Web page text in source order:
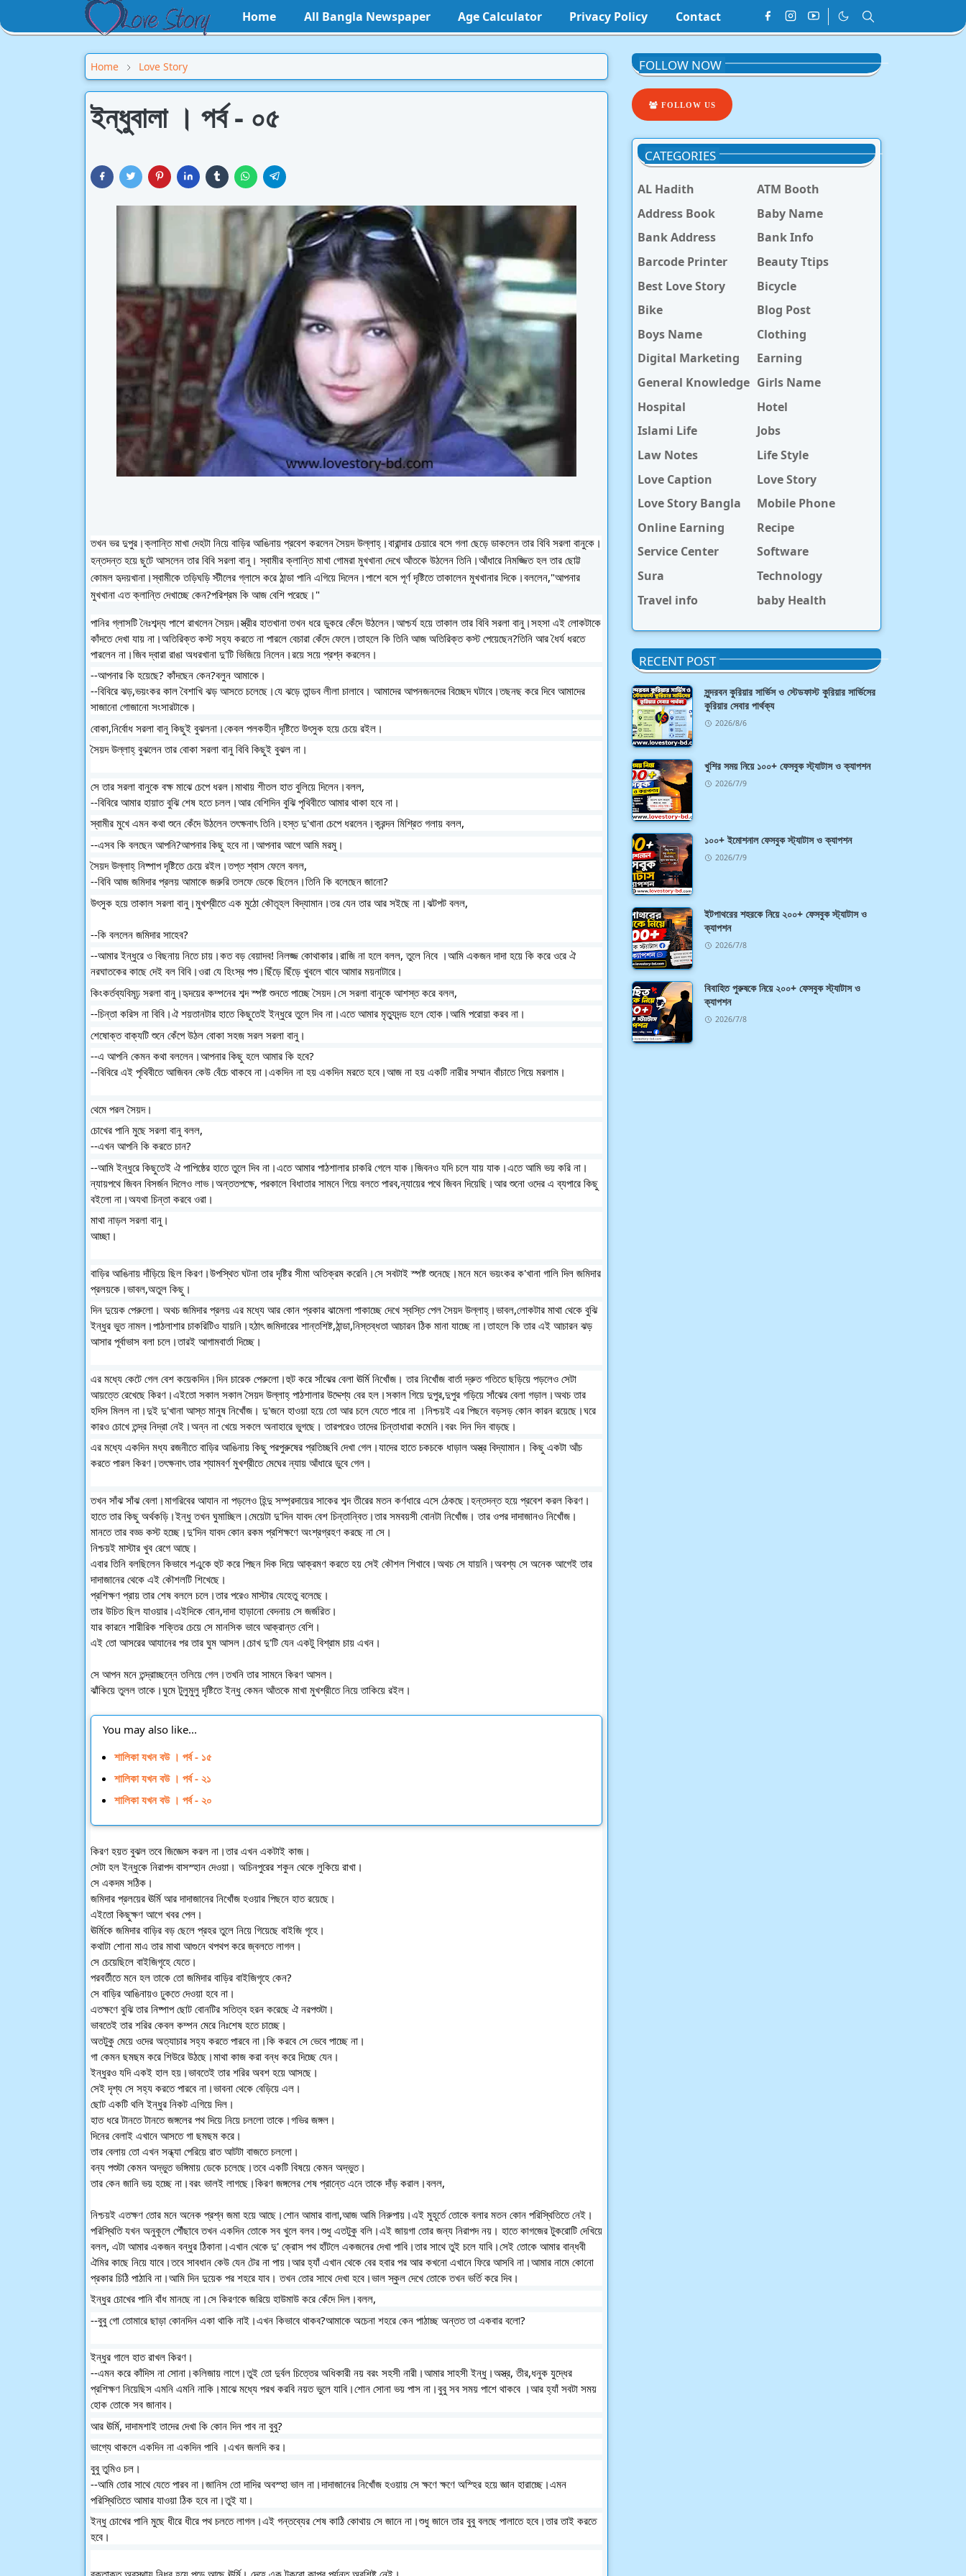
Home All Bangla Newspaper Age Calculator Privacy Policy Contact
Home Love Story
ইন্ধুবালা । পর্ব - ০৫
তখন ভর দুপুর।ক্লান্তি মাখা দেহটা নিয়ে বাড়ির আঙিনায় প্রবেশ করলেন সৈয়দ উল্লাহ্।বারান্দার চেয়ারে বসে গলা ছেড়ে ডাকলেন তার বিবি সরলা বানুকে।
হন্তদন্ত হয়ে ছুটে আসলেন তার বিবি সরলা বানু। স্বামীর ক্লান্তি মাখা গোমরা মুখখানা দেখে আঁতকে উঠলেন তিনি।আঁধারে নিমজ্জিত হল তার ছোট্ট
কোমল হৃদয়খানা।স্বামীকে তড়িঘড়ি স্টীলের গ্লাসে করে ঠান্ডা পানি এগিয়ে দিলেন।পাশে বসে পূর্ণ দৃষ্টিতে তাকালেন মুখখানার দিকে।বললেন,"আপনার
মুখখানা এত ক্লান্তি দেখাচ্ছে কেন?পরিশ্রম কি আজ বেশি পরেছে।"
পানির গ্লাসটি নৈঃশব্দ্য পাশে রাখলেন সৈয়দ।স্ত্রীর হাতখানা তখন ধরে ডুকরে কেঁদে উঠলেন।আশ্চর্য হয়ে তাকাল তার বিবি সরলা বানু।সহসা এই লোকটাকে
কাঁদতে দেখা যায় না।অতিরিক্ত কস্ট সহ্য করতে না পারলে বেচারা কেঁদে ফেলে।তাহলে কি তিনি আজ অতিরিক্ত কস্ট পেয়েছেন?তিনি আর ধৈর্য ধরতে
পারলেন না।জিব দ্বারা রাঙা অধরখানা দু'টি ভিজিয়ে নিলেন।রয়ে সয়ে প্রশ্ন করলেন।
--আপনার কি হয়েছে? কাঁদছেন কেন?বলুন আমাকে।
--বিবিরে ঝড়,ভয়ংকর কাল বৈশাখি ঝড় আসতে চলেছে।যে ঝড়ে তান্ডব লীলা চালাবে। আমাদের আপনজনদের বিচ্ছেদ ঘটাবে।তছনছ করে দিবে আমাদের
সাজানো গোজানো সংসারটাকে।
বোকা,নির্বোধ সরলা বানু কিছুই বুঝলনা।কেবল পলকহীন দৃষ্টিতে উৎসুক হয়ে চেয়ে রইল।
সৈয়দ উল্লাহ্ বুঝলেন তার বোকা সরলা বানু বিবি কিছুই বুঝল না।
সে তার সরলা বানুকে বক্ষ মাঝে চেপে ধরল।মাথায় শীতল হাত বুলিয়ে দিলেন।বলল,
--বিবিরে আমার হায়াত বুঝি শেষ হতে চলল।আর বেশিদিন বুঝি পৃথিবীতে আমার থাকা হবে না।
স্বামীর মুখে এমন কথা শুনে কেঁদে উঠলেন তৎক্ষনাৎ তিনি।হস্ত দু'খানা চেপে ধরলেন।ক্রন্দন মিশ্রিত গলায় বলল,
--এসব কি বলছেন আপনি?আপনার কিছু হবে না।আপনার আগে আমি মরমু।
সৈয়দ উল্লাহ্ নিষ্পাপ দৃষ্টিতে চেয়ে রইল।তপ্ত শ্বাস ফেলে বলল,
--বিবি আজ জমিদার প্রলয় আমাকে জরুরি তলফে ডেকে ছিলেন।তিনি কি বলেছেন জানো?
উৎসুক হয়ে তাকাল সরলা বানু।মুখশ্রীতে এক মুঠো কৌতূহল বিদ্যামান।তর যেন তার আর সইছে না।ঝটপট বলল,
--কি বললেন জমিদার সাহেব?
--আমার ইন্ধুরে ও বিছনায় নিতে চায়।কত বড় বেয়াদব! নিলজ্জ কোথাকার।রাজি না হলে বলল, তুলে নিবে ।আমি একজন দাদা হয়ে কি করে ওরে ঐ
নরঘাতকের কাছে দেই বল বিবি।ওরা যে হিংস্র পশু।ছিঁড়ে ছিঁড়ে খুবলে খাবে আমার ময়নাটারে।
কিংকর্তব্যবিমূঢ় সরলা বানু।হৃদয়ের কম্পনের শব্দ স্পষ্ট শুনতে পাচ্ছে সৈয়দ।সে সরলা বানুকে আশস্ত করে বলল,
--চিন্তা করিস না বিবি।ঐ শয়তানটার হাতে কিছুতেই ইন্ধুরে তুলে দিব না।এতে আমার মৃত্যুদন্ড হলে হোক।আমি পরোয়া করব না।
শেষোক্ত বাক্যটি শুনে কেঁপে উঠল বোকা সহজ সরল সরলা বানু।
--এ আপনি কেমন কথা বললেন।আপনার কিছু হলে আমার কি হবে?
--বিবিরে এই পৃথিবীতে আজিবন কেউ বেঁচে থাকবে না।একদিন না হয় একদিন মরতে হবে।আজ না হয় একটি নারীর সম্মান বাঁচাতে গিয়ে মরলাম।
থেমে পরল সৈয়দ।
চোখের পানি মুছে সরলা বানু বলল,
--এখন আপনি কি করতে চান?
--আমি ইন্ধুরে কিছুতেই ঐ পাপিষ্ঠের হাতে তুলে দিব না।এতে আমার পাঠশালার চাকরি গেলে যাক।জিবনও যদি চলে যায় যাক।এতে আমি ভয় করি না।
ন্যায়পথে জিবন বিসর্জন দিলেও লাভ।অন্ততপক্ষে, পরকালে বিধাতার সামনে গিয়ে বলতে পারব,ন্যায়ের পথে জিবন দিয়েছি।আর শুনো ওদের এ ব্যপারে কিছু
বইলো না।অযথা চিন্তা করবে ওরা।
মাথা নাড়ল সরলা বানু।
আচ্ছা।
বাড়ির আঙিনায় দাঁড়িয়ে ছিল কিরণ।উপস্থিত ঘটনা তার দৃষ্টির সীমা অতিক্রম করেনি।সে সবটাই স্পষ্ট শুনেছে।মনে মনে ভয়ংকর ক'খানা গালি দিল জমিদার
প্রলয়কে।ভাবল,অতুল কিছু।
দিন দুয়েক পেরুলো। অথচ জমিদার প্রলয় এর মধ্যে আর কোন প্রকার ঝামেলা পাকাচ্ছে দেখে স্বস্তি পেল সৈয়দ উল্লাহ্।ভাবল,লোকটার মাথা থেকে বুঝি
ইন্ধুর ভুত নামল।পাঠলাশার চাকরিটিও যায়নি।হঠাৎ জমিদারের শান্তশিষ্ট,ঠান্ডা,নিস্তব্ধতা আচারন ঠিক মানা যাচ্ছে না।তাহলে কি তার এই আচারন ঝড়
আসার পূর্বাভাস বলা চলে।তারই আগামবার্তা দিচ্ছে।
এর মধ্যে কেটে গেল বেশ কয়েকদিন।দিন চারেক পেরুলো।হুট করে সাঁঝের বেলা ঊর্মি নিখোঁজ। তার নিখোঁজ বার্তা দ্রুত গতিতে ছড়িয়ে পড়লেও সেটা
আয়ত্তে রেখেছে কিরণ।এইতো সকাল সকাল সৈয়দ উল্লাহ্ পাঠশালার উদ্দেশ্য বের হল।সকাল গিয়ে দুপুর,দুপুর গড়িয়ে সাঁঝের বেলা গড়াল।অথচ তার
হদিস মিলল না।দুই দু'খানা আস্ত মানুষ নিখোঁজ। দু'জনে হাওয়া হয়ে তো আর চলে যেতে পারে না ।নিশ্চয়ই এর পিছনে বড়সড় কোন কারন রয়েছে।ঘরে
কারও চোখে তন্দ্র নিদ্রা নেই।অন্ন না খেয়ে সকলে অনাহারে ভুগছে। তারপরেও তাদের চিন্তাধারা কমেনি।বরং দিন দিন বাড়ছে।
এর মধ্যে একদিন মধ্য রজনীতে বাড়ির আঙিনায় কিছু পরপুরুষের প্রতিচ্ছবি দেখা গেল।যাদের হাতে চকচকে ধাড়াল অস্ত্র বিদ্যামান। কিছু একটা আঁচ
করতে পারল কিরণ।তৎক্ষনাৎ তার শ্যামবর্ণ মুখশ্রীতে মেঘের ন্যায় আঁধারে ডুবে গেল।
তখন সাঁঝ সাঁঝ বেলা।মাগরিবের আযান না পড়লেও হিন্দু সম্প্রদায়ের সাকের শব্দ তীরের মতন কর্ণধারে এসে ঠেকছে।হন্তদন্ত হয়ে প্রবেশ করল কিরণ।
হাতে তার কিছু অর্থকড়ি।ইন্ধু তখন ঘুমাচ্ছিল।মেয়েটা দু'দিন যাবদ বেশ চিন্তান্বিত।তার সমবয়সী বোনটা নিখোঁজ। তার ওপর দাদাজানও নিখোঁজ।
মানতে তার বড্ড কস্ট হচ্ছে।দু'দিন যাবদ কোন রকম প্রশিক্ষণে অংশ্রগ্রহণ করছে না সে।
নিশ্চয়ই মাস্টার খুব রেগে আছে।
এবার তিনি বলছিলেন কিভাবে শএুকে হুট করে পিছন দিক দিয়ে আক্রমণ করতে হয় সেই কৌশল শিখাবে।অথচ সে যায়নি।অবশ্য সে অনেক আগেই তার
দাদাজানের থেকে এই কৌশলটি শিখেছে।
প্রশিক্ষণ প্রায় তার শেষ বললে চলে।তার পরেও মাস্টার যেহেতু বলেছে।
তার উচিত ছিল যাওয়ার।এইদিকে বোন,দাদা হাড়ানো বেদনায় সে জর্জরিত।
যার কারনে শারীরিক শক্তির চেয়ে সে মানসিক ভাবে আক্রান্ত বেশি।
এই তো আসরের আযানের পর তার ঘুম আসল।চোখ দু'টি যেন একটু বিশ্রাম চায় এখন।
সে আপন মনে তন্দ্রাচ্ছন্নে তলিয়ে গেল।তখনি তার সামনে কিরণ আসল।
ঝাঁকিয়ে তুলল তাকে।ঘুমে টুলুমুলু দৃষ্টিতে ইন্ধু কেমন আঁতকে মাখা মুখশ্রীতে নিয়ে তাকিয়ে রইল।
You may also like...
শালিকা যখন বউ । পর্ব - ১৫
শালিকা যখন বউ । পর্ব - ২১
শালিকা যখন বউ । পর্ব - ২০
কিরণ হয়ত বুঝল তবে জিজ্ঞেস করল না।তার এখন একটাই কাজ।
সেটা হল ইন্ধুকে নিরাপদ বাসস্হান দেওয়া। অচিনপুরের শকুন থেকে লুকিয়ে রাখা।
সে একদম সঠিক।
জমিদার প্রলয়ের ঊর্মি আর দাদাজানের নিখোঁজ হওয়ার পিছনে হাত রয়েছে।
এইতো কিছুক্ষণ আগে খবর পেল।
ঊর্মিকে জমিদার বাড়ির বড় ছেলে প্রহর তুলে নিয়ে গিয়েছে বাইজি গৃহে।
কথাটা শোনা মাএ তার মাথা আগুনে থপথপ করে জ্বলতে লাগল।
সে চেয়েছিলে বাইজিগৃহে যেতে।
পরবর্তীতে মনে হল তাকে তো জমিদার বাড়ির বাইজিগৃহে কেন?
সে বাড়ির আঙিনায়ও ঢুকতে দেওয়া হবে না।
এতক্ষণে বুঝি তার নিষ্পাপ ছোট বোনটির সতিত্ব হরন করেছে ঐ নরপশুটা।
ভাবতেই তার শরির কেবল কম্পন মেরে নিঃশেষ হতে চাচ্ছে।
অতটুকু মেয়ে ওদের অত্যাচার সহ্য করতে পারবে না।কি করবে সে ভেবে পাচ্ছে না।
গা কেমন ছমছম করে শিউরে উঠছে।মাথা কাজ করা বন্ধ করে দিচ্ছে যেন।
ইন্ধুরও যদি একই হাল হয়।ভাবতেই তার শরির অবশ হয়ে আসছে।
সেই দৃশ্য সে সহ্য করতে পারবে না।ভাবনা থেকে বেড়িয়ে এল।
ছোট একটি থলি ইন্ধুর নিকট এগিয়ে দিল।
হাত ধরে টানতে টানতে জঙ্গলের পথ দিয়ে নিয়ে চললো তাকে।গভির জঙ্গল।
দিনের বেলাই এখানে আসতে গা ছমছম করে।
তার বেলায় তো এখন সন্ধ্যা পেরিয়ে রাত আটটা বাজতে চললো।
বন্য পশুটা কেমন অদ্ভুত ভঙ্গিমায় ডেকে চলেছে।তবে একটি বিষয়ে কেমন অদ্ভুত।
তার কেন জানি ভয় হচ্ছে না।বরং ভালই লাগছে।কিরণ জঙ্গলের শেষ প্রান্তে এনে তাকে দাঁড় করাল।বলল,
নিশ্চয়ই এতক্ষণ তোর মনে অনেক প্রশ্ন জমা হয়ে আছে।শোন আমার বালা,আজ আমি নিরুপায়।এই মুহূর্তে তোকে বলার মতন কোন পরিস্থিতিতে নেই।
পরিস্থিতি যখন অনুকূলে পৌঁছাবে তখন একদিন তোকে সব খুলে বলব।শুধু এতটুকু বলি।এই জায়গা তোর জন্য নিরাপদ নয়। হাতে কাগজের টুকরোটি দেখিয়ে
বলল, এটা আমার একজন বন্ধুর ঠিকানা।এখান থেকে দু' ক্রোস পথ হাঁটলে একজনের দেখা পাবি।তার সাথে তুই চলে যাবি।সেই তোকে আমার বান্ধবী
ঐমির কাছে নিয়ে যাবে।তবে সাবধান কেউ যেন টের না পায়।আর হ্যাঁ এখান থেকে বের হবার পর আর কখনো এখানে ফিরে আসবি না।আমার নামে কোনো
প্রকার চিঠি পাঠাবি না।আমি দিন দুয়েক পর শহরে যাব। তখন তোর সাথে দেখা হবে।ভাল স্কুল দেখে তোকে তখন ভর্তি করে দিব।
ইন্ধুর চোখের পানি বাঁধ মানছে না।সে কিরণকে জরিয়ে হাউমাউ করে কেঁদে দিল।বলল,
--বুবু গো তোমারে ছাড়া কোনদিন একা থাকি নাই।এখন কিভাবে থাকব?আমাকে অচেনা শহরে কেন পাঠাচ্ছ অন্তত তা একবার বলো?
ইন্ধুর গালে হাত রাখল কিরণ।
--এমন করে কাঁদিস না সোনা।কলিজায় লাগে।তুই তো দুর্বল চিত্তের অধিকারী নয় বরং সহসী নারী।আমার সাহসী ইন্ধু।অস্ত্র, তীর,ধনুক যুদ্ধের
প্রশিক্ষণ নিয়েছিস এমনি এমনি নাকি।মাঝে মধ্যে পরখ করবি নয়ত ভুলে যাবি।শোন সোনা ভয় পাস না।বুবু সব সময় পাশে থাকবে ।আর হ্যাঁ সবটা সময়
হোক তোকে সব জানাব।
আর ঊর্মি, দাদামশাই তাদের দেখা কি কোন দিন পাব না বুবু?
ভাগ্যে থাকলে একদিন না একদিন পাবি ।এখন জলদি কর।
বুবু তুমিও চল।
--আমি তোর সাথে যেতে পারব না।জানিস তো দাদির অবস্হা ভাল না।দাদাজানের নিখোঁজ হওয়ায় সে ক্ষণে ক্ষণে অস্হির হয়ে জ্ঞান হারাচ্ছে।এমন
পরিস্থিতিতে আমার যাওয়া ঠিক হবে না।তুই যা।
ইন্ধু চোখের পানি মুছে ধীরে ধীরে পথ চলতে লাগল।এই গন্তব্যের শেষ কাঠি কোথায় সে জানে না।শুধু জানে তার বুবু বলছে পালাতে হবে।তার তাই করতে
হবে।
FOLLOW NOW
FOLLOW US
CATEGORIES
AL Hadith
ATM Booth
Address Book
Baby Name
Bank Address
Bank Info
Barcode Printer
Beauty Ttips
Best Love Story
Bicycle
Bike
Blog Post
Boys Name
Clothing
Digital Marketing
Earning
General Knowledge Girls Name
Hospital
Hotel
Islami Life
Jobs
Law Notes
Life Style
Love Caption
Love Story
Love Story Bangla
Mobile Phone
Online Earning
Recipe
Service Center
Software
Sura
Technology
Travel info
baby Health
RECENT POST
সুন্দরবন কুরিয়ার সার্ভিস ও স্টেডফাস্ট কুরিয়ার সার্ভিসের
কুরিয়ার সেবার পার্থক্য
2026/8/6
খুশির সময় নিয়ে ১০০+ ফেসবুক স্ট্যাটাস ও ক্যাপশন
2026/7/9
১০০+ ইমোশনাল ফেসবুক স্ট্যাটাস ও ক্যাপশন
2026/7/9
ইটপাথরের শহরকে নিয়ে ২০০+ ফেসবুক স্ট্যাটাস ও
ক্যাপশন
2026/7/8
বিবাহিত পুরুষকে নিয়ে ২০০+ ফেসবুক স্ট্যাটাস ও
ক্যাপশন
2026/7/8